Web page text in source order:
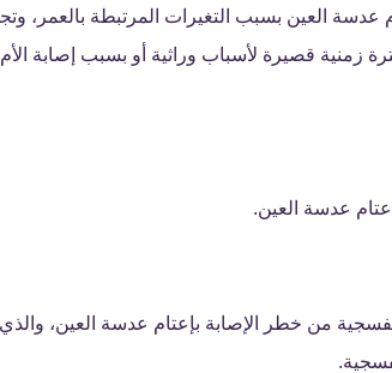
عدسة العين بسبب التغيرات المرتبطة بالعمر،
زمنية قصيرة لأسباب وراثية أو بسبب إصابة
عدسة العين.
من خطر الإصابة بإعتام عدسة العين،